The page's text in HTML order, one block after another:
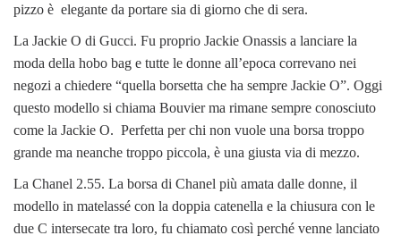
pizzo è elegante da portare sia di giorno che di sera.
La Jackie O di Gucci. Fu proprio Jackie Onassis a lanciare la
moda della hobo bag e tutte le donne all’epoca correvano nei
negozi a chiedere “quella borsetta che ha sempre Jackie O”. Oggi
questo modello si chiama Bouvier ma rimane sempre conosciuto
come la Jackie O. Perfetta per chi non vuole una borsa troppo
grande ma neanche troppo piccola, è una giusta via di mezzo.
La Chanel 2.55. La borsa di Chanel più amata dalle donne, il
modello in matelassé con la doppia catenella e la chiusura con le
due C intersecate tra loro, fu chiamato così perché venne lanciato